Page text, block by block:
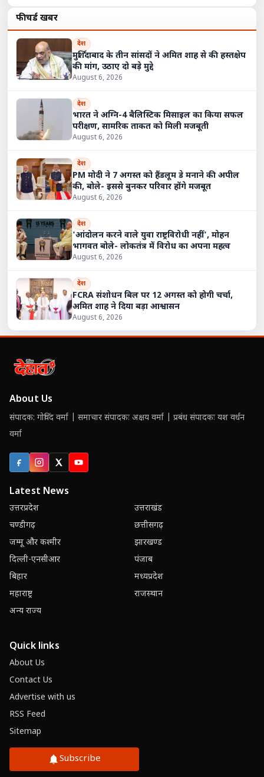
फीचर्ड खबरें
देश
मुर्शिदाबाद के तीन सांसदों ने अमित शाह से की हस्तक्षेप
की मांग, उठाए दो बड़े मुद्दे
August 6, 2026
देश
भारत ने अग्नि-4 बैलिस्टिक मिसाइल का किया सफल
परीक्षण, सामरिक ताकत को मिली मजबूती
August 6, 2026
देश
PM मोदी ने 7 अगस्त को हैंडलूम डे मनाने की अपील
की, बोले- इससे बुनकर परिवार होंगे मजबूत
August 6, 2026
देश
'आंदोलन करने वाले युवा राष्ट्रविरोधी नहीं', मोहन
भागवत बोले- लोकतंत्र में विरोध का अपना महत्व
August 6, 2026
देश
FCRA संशोधन बिल पर 12 अगस्त को होगी चर्चा,
अमित शाह ने दिया बड़ा आश्वासन
August 6, 2026
About Us
संपादक: गोविंद वर्मा | समाचार संपादकः अक्षय वर्मा | प्रबंध संपादकः यश वर्धन
वर्मा
FacebookInstagram
X (Twitter)
YouTube
Latest News
उत्तरप्रदेश
उत्तराखंड
चण्डीगढ़
छत्तीसगढ़
जम्मू और कश्मीर
झारखण्ड
दिल्ली-एनसीआर
पंजाब
बिहार
मध्यप्रदेश
महाराष्ट्र
राजस्थान
अन्य राज्य
Quick links
About Us
Contact Us
Advertise with us
RSS Feed
Sitemap
Subscribe